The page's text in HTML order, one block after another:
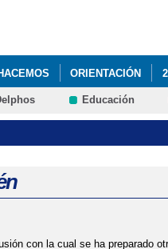
ORIENTACIÓN
DE CONVIVENCIA
2017
Y PUNTOS. EQUIPOS
Educación
con la cual se ha preparado